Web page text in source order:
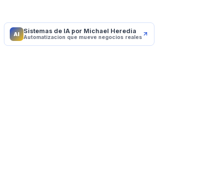
AI Sistemas de IA por Michael Heredia
Automatizacion que mueve negocios reales